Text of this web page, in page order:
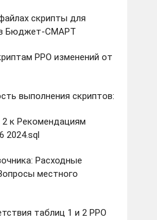
скрипты для
Бюджет-СМАРТ
РРО изменений от
выполнения скриптов:
к Рекомендациям
2024.sql
Расходные
местного
таблиц 1 и 2 РРО